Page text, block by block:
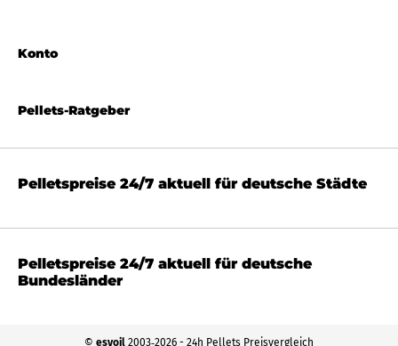
Pellets-Ratgeber
Konto
Pelletspreise 24/7 aktuell für deutsche Städte
Pelletspreise 24/7 aktuell für deutsche
Bundesländer
© esyoil 2003‐2026 - 24h Pellets Preisvergleich